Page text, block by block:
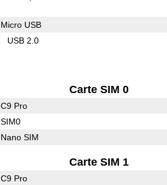
Micro USB
USB 2.0
Carte SIM 0
C9 Pro
SIM0
Nano SIM
Carte SIM 1
C9 Pro